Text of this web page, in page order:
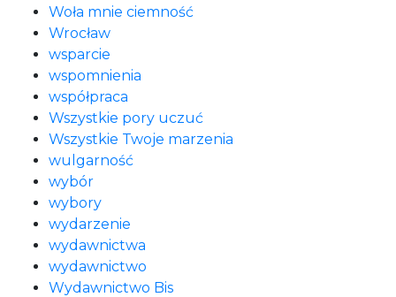
Woła mnie ciemność
Wrocław
wsparcie
wspomnienia
współpraca
Wszystkie pory uczuć
Wszystkie Twoje marzenia
wulgarność
wybór
wybory
wydarzenie
wydawnictwa
wydawnictwo
Wydawnictwo Bis